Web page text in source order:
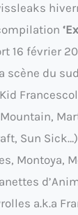
16 février
scène du
Sun
Montoya,
a.k.a